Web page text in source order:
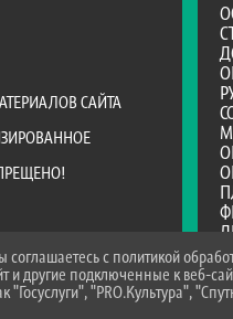
САЙТА
соглашаетесь с политикой
и другие подключенные к веб-
"Госуслуги", "PRO.Культура",